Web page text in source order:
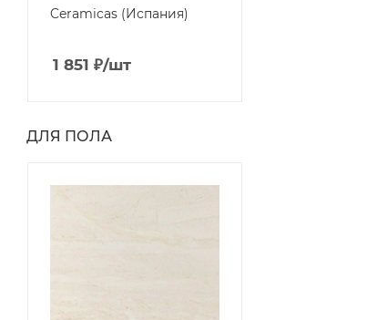
Ceramicas (Испания)
1 851 ₽/шт
ДЛЯ ПОЛА